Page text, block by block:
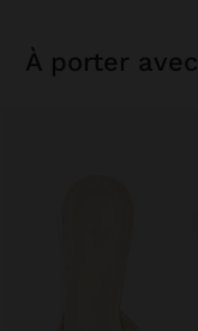
à porter avec